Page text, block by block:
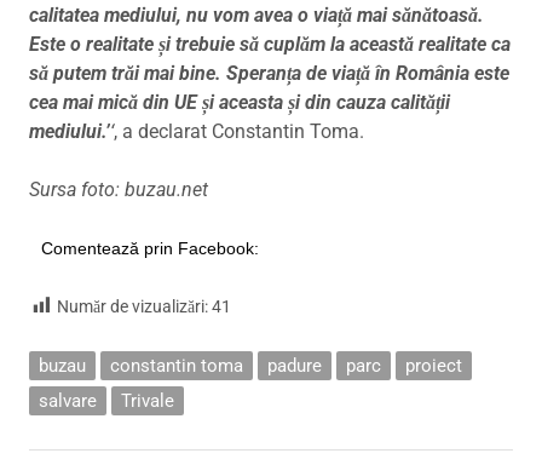
calitatea mediului, nu vom avea o viață mai sănătoasă.
Este o realitate și trebuie să cuplăm la această realitate ca
să putem trăi mai bine. Speranța de viață în România este
cea mai mică din UE și aceasta și din cauza calității
mediului.’‘, a declarat Constantin Toma.
Sursa foto: buzau.net
Comentează prin Facebook:
Număr de vizualizări:41
buzau constantin toma padure parc
proiect
salvare
Trivale